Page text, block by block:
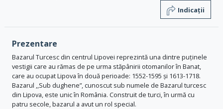
Indicații
Prezentare
Bazarul Turcesc din centrul Lipovei reprezintă una dintre puținele
vestigii care au rămas de pe urma stăpânirii otomanilor în Banat,
care au ocupat Lipova în două perioade: 1552-1595 și 1613-1718.
Bazarul ,,Sub dughene”, cunoscut sub numele de Bazarul turcesc
din Lipova, este unic în România. Construit de turci, în urmă cu
patru secole, bazarul a avut un rol special.